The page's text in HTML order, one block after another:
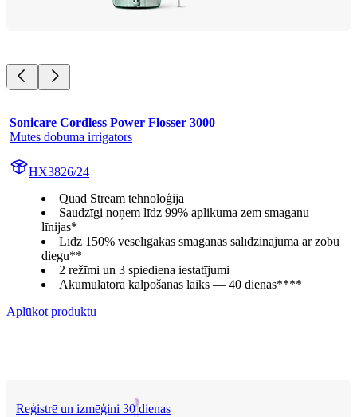
Sonicare Cordless Power Flosser 3000
Mutes dobuma irrigators
HX3826/24
Quad Stream tehnoloģija
Saudzīgi noņem līdz 99% aplikuma zem smaganu
līnijas*
Līdz 150% veselīgākas smaganas salīdzinājumā ar zobu
diegu**
2 režīmi un 3 spiediena iestatījumi
Akumulatora kalpošanas laiks — 40 dienas****
Aplūkot produktu
Reģistrē un izmēģini 30 dienas